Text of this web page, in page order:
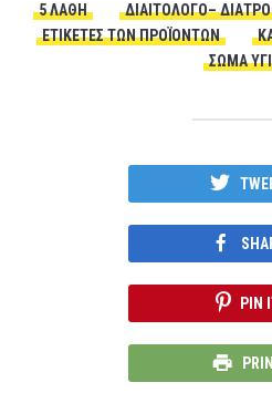
5 ΛΆΘΗ ΔΙΑΙΤΟΛΌΓΟ–
ΕΤΙΚΈΤΕΣ ΤΩΝ ΠΡΟΪΌΝΤΩΝ
ΣΏΜΑ
PIN